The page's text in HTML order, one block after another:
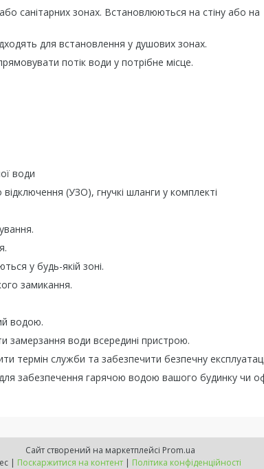
санітарних зонах. Встановлюються на стіну або на
для встановлення у душових зонах.
потік води у потрібне місце.
води
(УЗО), гнучкі шланги у комплекті
у будь-якій зоні.
замикання.
водою.
замерзання води всередині пристрою.
термін служби та забезпечити безпечну
для забезпечення гарячою водою вашого будинку чи
Сайт створений на маркетплейсі Prom.ua
Гермес | Поскаржитися на контент | Політика конфіденційності